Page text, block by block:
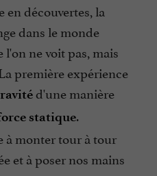
découvertes, la
dans le monde
ne voit pas, mais
première expérience
d'une manière
statique.
à monter tour à tour
et à poser nos mains